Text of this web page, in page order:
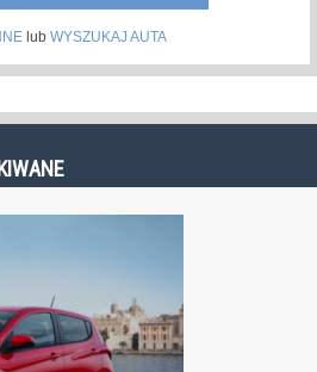
lub WYSZUKAJ AUTA